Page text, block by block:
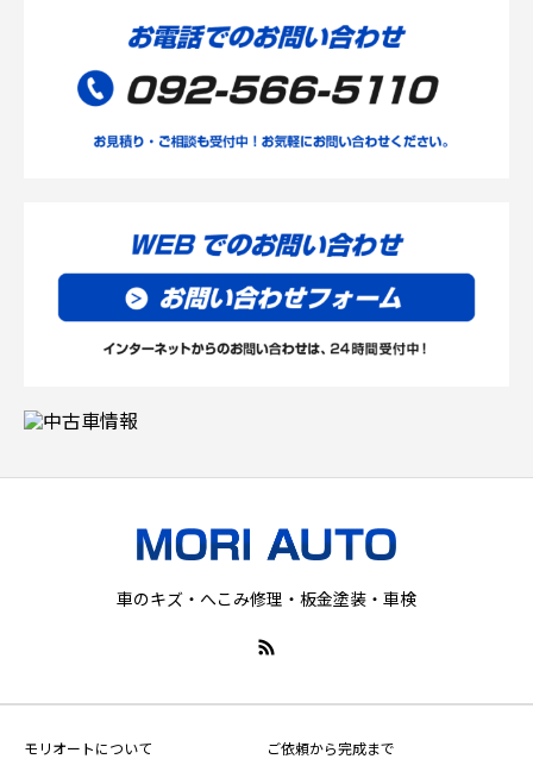
車のキズ・へこみ修理・板金塗装・車検
モリオートについて ご依頼から完成まで